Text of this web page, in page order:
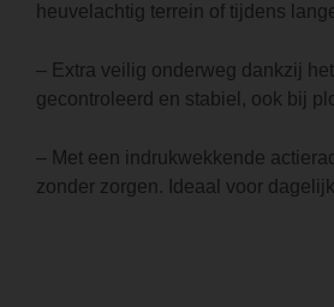
heuvelachtig terrein of tijdens
– Extra veilig onderweg dankzij
gecontroleerd en stabiel, ook bij
– Met een indrukwekkende
zonder zorgen. Ideaal voor